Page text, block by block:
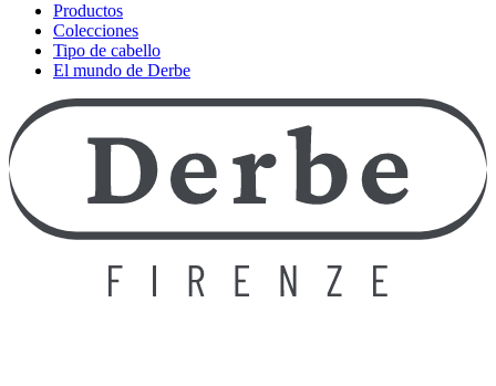
Productos
Colecciones
Tipo de cabello
El mundo de Derbe